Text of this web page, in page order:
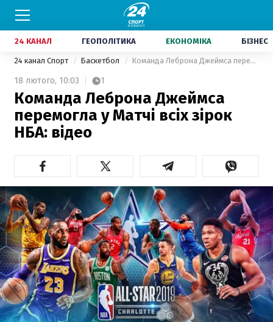
24 КАНАЛ ГЕОПОЛІТИКА ЕКОНОМІКА БІЗНЕС
24 канал Спорт Баскетбол Команда Леброна Джеймса перемогла у Матчі всіх зірок НБА: відео
18 лютого, 10:03 1
Команда Леброна Джеймса
перемогла у Матчі всіх зірок
НБА: відео